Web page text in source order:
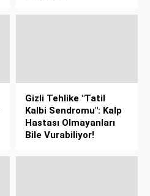
Gizli Tehlike "Tatil
Kalbi Sendromu": Kalp
Hastası Olmayanları
Bile Vurabiliyor!